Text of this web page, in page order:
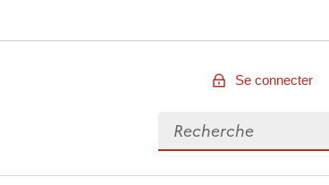
Se connecter
Rechercher des données